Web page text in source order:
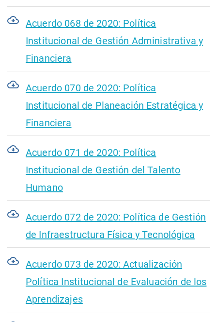
Acuerdo 068 de 2020: Política
Institucional de Gestión Administrativa y
Financiera
Acuerdo 070 de 2020: Política
Institucional de Planeación Estratégica y
Financiera
Acuerdo 071 de 2020: Política
Institucional de Gestión del Talento
Humano
Acuerdo 072 de 2020: Política de Gestión
de Infraestructura Física y Tecnológica
Acuerdo 073 de 2020: Actualización
Política Institucional de Evaluación de los
Aprendizajes